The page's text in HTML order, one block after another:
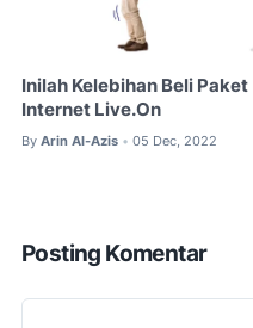
Inilah Kelebihan Beli Paket
Internet Live.On
By Arin Al-Azis • 05 Dec, 2022
Posting Komentar